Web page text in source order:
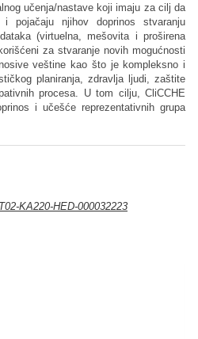
učenja/nastave koji imaju za cilj da
i pojačaju njihov doprinos stvaranju
(virtuelna, mešovita i proširena
za stvaranje novih mogućnosti
veštine kao što je kompleksno i
planiranja, zdravlja ljudi, zaštite
procesa. U tom cilju, CliCCHE
i učešće reprezentativnih grupa
KA220-HED-000032223